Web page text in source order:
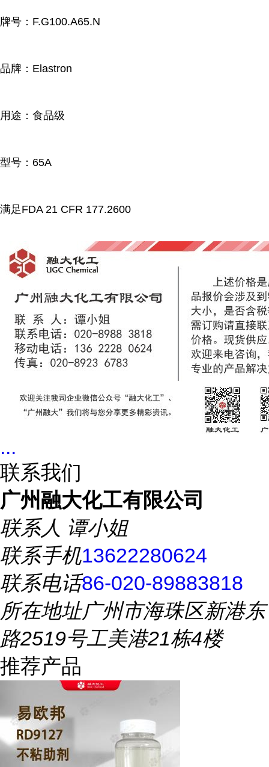
牌号：F.G100.A65.N
品牌：Elastron
用途：食品级
型号：65A
满足FDA 21 CFR 177.2600
...
联系我们
广州融大化工有限公司
联系人 谭小姐
联系手机13622280624
联系电话86-020-89883818
所在地址广州市海珠区新港东
路2519号工美港21栋4楼
推荐产品